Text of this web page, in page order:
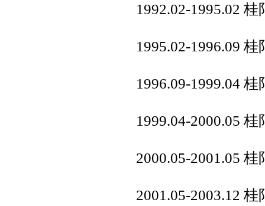
1992.02-1995.02
1995.02-1996.09
1996.09-1999.04
1999.04-2000.05
2000.05-2001.05
2001.05-2003.12